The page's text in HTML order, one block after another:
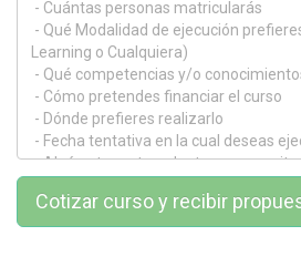
Cotizar curso y recibir